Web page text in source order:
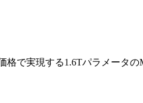
で実現する1.6Tパラメータの